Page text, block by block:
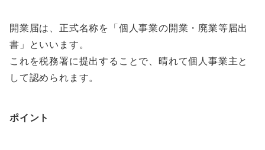
開業届は、正式名称を「個人事業の開業・廃業等届出
書」といいます。
これを税務署に提出することで、晴れて個人事業主と
して認められます。
ポイント